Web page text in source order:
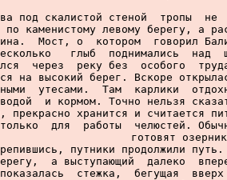
под скалистой стеной  тропы  не
по каменистому левому берегу, а
Мост, о  котором  говорил
глыб  поднимались  над
через  реку без  особого
на высокий берег. Вскоре
утесами.  Там  карлики
водой  и кормом. Точно нельзя
прекрасно хранится и считается
для  работы  челюстей.
готовят
путники продолжили
а выступающий  далеко
стежка,  бегущая